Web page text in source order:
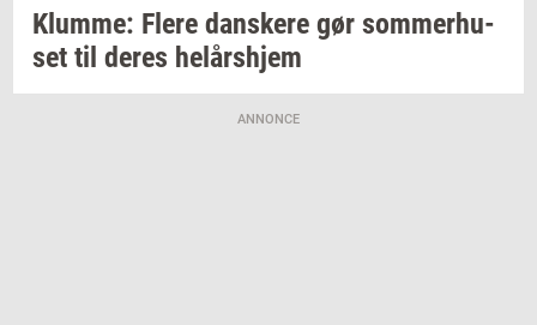
Klum­me: Flere dan­ske­re gør som­mer­hu­
set til deres helårs­hjem
ANNONCE